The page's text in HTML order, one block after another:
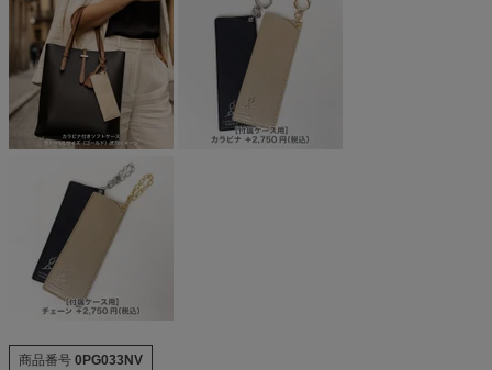
商品番号 0PG033NV